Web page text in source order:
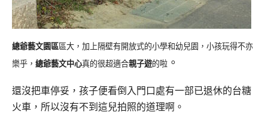
總爺藝文園區區大，加上隔壁有開放式的小學和幼兒園，小孩玩得不亦
樂乎， 總爺藝文中心真的很超適合親子遊的啦 。
還沒把車停妥，孩子便看倒入門口處有一部已退休的台糖
火車，所以沒有不到這兒拍照的道理啊。